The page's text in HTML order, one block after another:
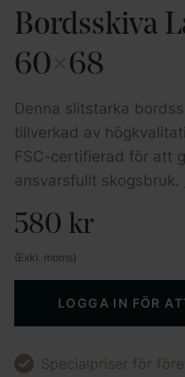
Bordsskiva
60×68
Denna slitstarka
tillverkad av
FSC-certifierad för att
ansvarsfullt skogsbruk.
580 kr
(Exkl. moms)
LOGGA IN FÖR
Specialpriser för